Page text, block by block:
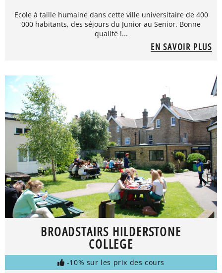
Ecole à taille humaine dans cette ville universitaire de 400
000 habitants, des séjours du Junior au Senior. Bonne
qualité !...
EN SAVOIR PLUS
BROADSTAIRS HILDERSTONE
COLLEGE
-10% sur les prix des cours